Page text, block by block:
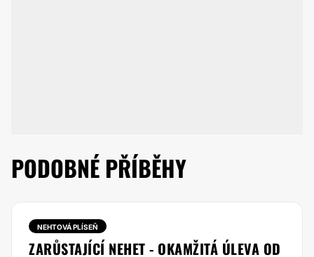
PODOBNÉ PŘÍBĚHY
NEHTOVÁ PLÍSEŇ
ZARŮSTAJÍCÍ NEHET - OKAMŽITÁ ÚLEVA OD